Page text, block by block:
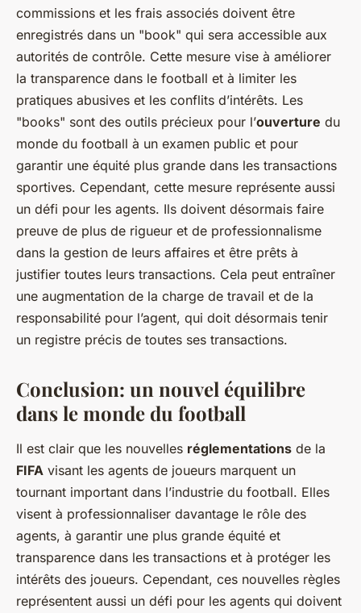
commissions et les frais associés doivent être
enregistrés dans un "book" qui sera accessible aux
autorités de contrôle. Cette mesure vise à améliorer
la transparence dans le football et à limiter les
pratiques abusives et les conflits d’intérêts. Les
"books" sont des outils précieux pour l’ouverture du
monde du football à un examen public et pour
garantir une équité plus grande dans les transactions
sportives. Cependant, cette mesure représente aussi
un défi pour les agents. Ils doivent désormais faire
preuve de plus de rigueur et de professionnalisme
dans la gestion de leurs affaires et être prêts à
justifier toutes leurs transactions. Cela peut entraîner
une augmentation de la charge de travail et de la
responsabilité pour l’agent, qui doit désormais tenir
un registre précis de toutes ses transactions.
Conclusion: un nouvel équilibre
dans le monde du football
Il est clair que les nouvelles réglementations de la
FIFA visant les agents de joueurs marquent un
tournant important dans l’industrie du football. Elles
visent à professionnaliser davantage le rôle des
agents, à garantir une plus grande équité et
transparence dans les transactions et à protéger les
intérêts des joueurs. Cependant, ces nouvelles règles
représentent aussi un défi pour les agents qui doivent